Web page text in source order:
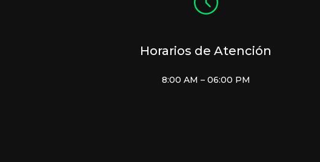
Horarios de Atención
8:00 AM – 06:00 PM